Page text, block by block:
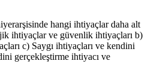
hangi ihtiyaçlar daha alt
ihtiyaçlar ve güvenlik ihtiyaçları b)
c) Saygı ihtiyaçları ve kendini
gerçekleştirme ihtiyacı ve